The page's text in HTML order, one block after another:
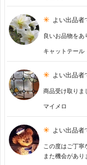
よい出品者
良いお品物をあ
キャットテール
よい出品者
商品受け取りま
マイメロ
よい出品者
この度はご丁寧
また機会があり